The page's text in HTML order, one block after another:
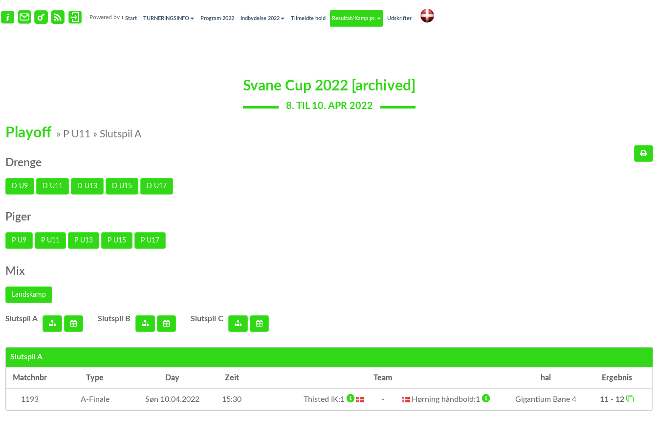
Powered by Start TURNERINGSINFO Program 2022 Indbydelse 2022 Tilmeldte hold Resultat/Kamp pr. Udskrifter
Svane Cup 2022 [archived]
8. TIL 10. APR 2022
Playoff » P U11 » Slutspil A
Drenge
D U9 D U11 D U13 D U15 D U17
Piger
P U9 P U11 P U13 P U15 P U17
Mix
Landskamp
Slutspil A Slutspil B Slutspil C
Slutspil A
Matchnbr Type Day Zeit Team hal Ergebnis
1193 A-Finale Søn 10.04.2022 15:30 Thisted IK:1 - Hørning håndbold:1 Gigantium Bane 4 11 - 12